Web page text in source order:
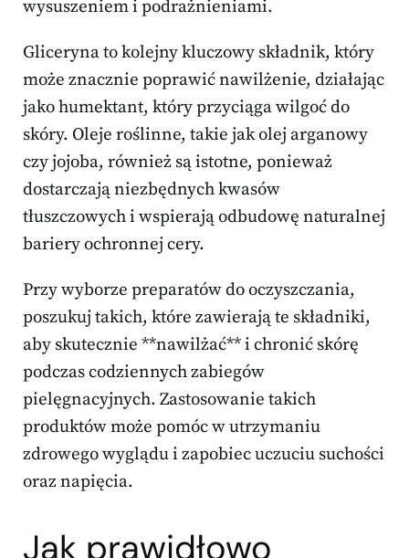
wysuszeniem i podrażnieniami.
Gliceryna to kolejny kluczowy składnik, który
może znacznie poprawić nawilżenie, działając
jako humektant, który przyciąga wilgoć do
skóry. Oleje roślinne, takie jak olej arganowy
czy jojoba, również są istotne, ponieważ
dostarczają niezbędnych kwasów
tłuszczowych i wspierają odbudowę naturalnej
bariery ochronnej cery.
Przy wyborze preparatów do oczyszczania,
poszukuj takich, które zawierają te składniki,
aby skutecznie **nawilżać** i chronić skórę
podczas codziennych zabiegów
pielęgnacyjnych. Zastosowanie takich
produktów może pomóc w utrzymaniu
zdrowego wyglądu i zapobiec uczuciu suchości
oraz napięcia.
Jak prawidłowo